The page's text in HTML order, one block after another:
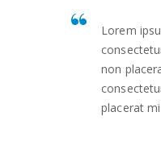
Lorem
non
placerat